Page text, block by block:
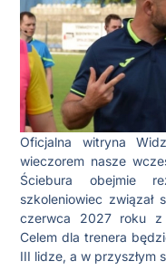
Oficjalna witryna
wieczorem nasze
Ściebura obejmie
szkoleniowiec
czerwca 2027 roku z
Celem dla trenera
III lidze, a w przyszłym